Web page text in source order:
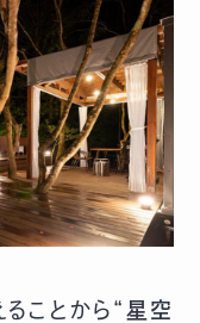
ことから“ 星空